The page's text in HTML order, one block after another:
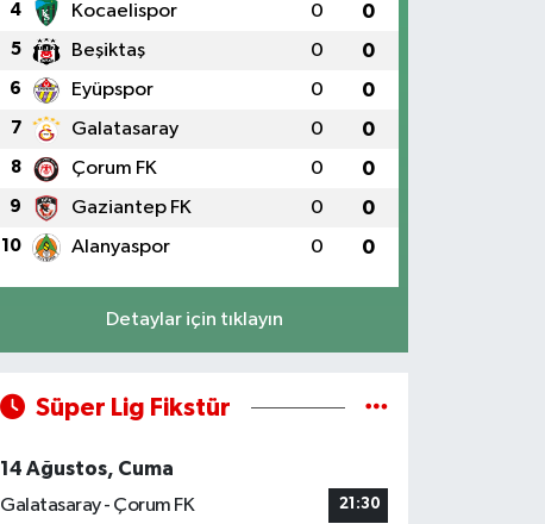
4 Kocaelispor 0 0
5 Beşiktaş 0 0
6 Eyüpspor 0 0
7 Galatasaray 0 0
8 Çorum FK 0 0
9 Gaziantep FK 0 0
10 Alanyaspor 0 0
Detaylar için tıklayın
Süper Lig Fikstür
14 Ağustos, Cuma
Galatasaray - Çorum FK
21:30